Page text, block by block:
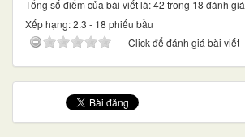
Tổng số điểm của bài viết là: 42 trong 18 đánh giá
Xếp hạng:2.3 - 18 phiếu bầu
Click để đánh giá bài viết